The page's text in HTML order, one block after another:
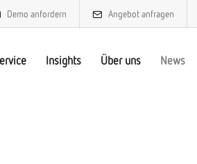
Demo anfordern Angebot anfragen
Insights Über uns News